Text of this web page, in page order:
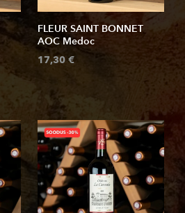
FLEUR SAINT BONNET
AOC Medoc
17,30 €